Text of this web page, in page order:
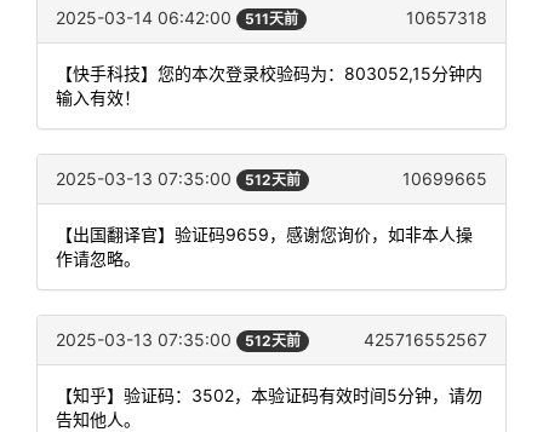
2025-03-14 06:42:00 511天前 10657318
【快手科技】您的本次登录校验码为：803052,15分钟内
输入有效！
2025-03-13 07:35:00 512天前 10699665
【出国翻译官】验证码9659，感谢您询价，如非本人操
作请忽略。
2025-03-13 07:35:00 512天前 425716552567
【知乎】验证码：3502，本验证码有效时间5分钟，请勿
告知他人。